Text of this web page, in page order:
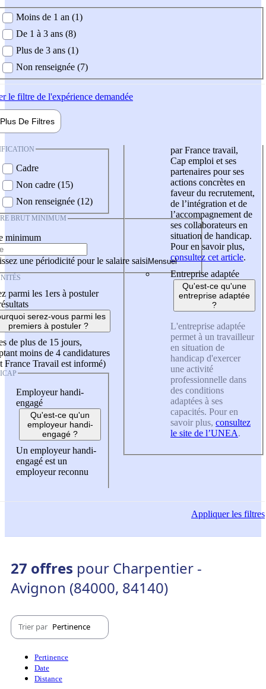
demandée
Moins de 1 an (1)
De 1 à 3 ans (8)
Plus de 3 ans (1)
Non renseignée (7)
le filtre de l'expérience demandée
Plus De Filtres
Cadre
Non cadre (15)
Non renseignée (12)
BRUT MINIMUM
minimum
une périodicité pour le salaire saisi
parmi les 1ers à postuler
serez-vous parmi les
premiers à postuler ?
de plus de 15 jours,
moins de 4 candidatures
France Travail est informé)
Employeur handi-
engagé
Qu'est-ce qu'un
employeur handi-
engagé ?
Un employeur handi-
engagé est un
employeur reconnu
par France travail,
Cap emploi et ses
partenaires pour ses
actions concrètes en
faveur du recrutement,
de l’intégration et de
l’accompagnement de
ses collaborateurs en
situation de handicap.
Pour en savoir plus,
consultez cet article.
Entreprise adaptée
Qu'est-ce qu'une
entreprise adaptée
?
L'entreprise adaptée
permet à un travailleur
en situation de
handicap d'exercer
une activité
professionnelle dans
des conditions
adaptées à ses
capacités. Pour en
savoir plus, consultez
le site de l’UNEA.
Appliquerles filtres
27 offres pour Charpentier -
Avignon (84000, 84140)
Trier par Pertinence
Pertinence
Date
Distance